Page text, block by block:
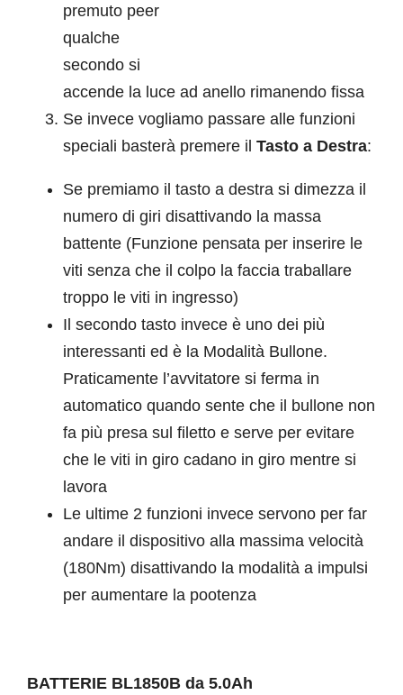
premuto peer
qualche
secondo si
accende la luce ad anello rimanendo fissa
Se invece vogliamo passare alle funzioni
speciali basterà premere il Tasto a Destra:
Se premiamo il tasto a destra si dimezza il
numero di giri disattivando la massa
battente (Funzione pensata per inserire le
viti senza che il colpo la faccia traballare
troppo le viti in ingresso)
Il secondo tasto invece è uno dei più
interessanti ed è la Modalità Bullone.
Praticamente l’avvitatore si ferma in
automatico quando sente che il bullone non
fa più presa sul filetto e serve per evitare
che le viti in giro cadano in giro mentre si
lavora
Le ultime 2 funzioni invece servono per far
andare il dispositivo alla massima velocità
(180Nm) disattivando la modalità a impulsi
per aumentare la pootenza
BATTERIE BL1850B da 5.0Ah